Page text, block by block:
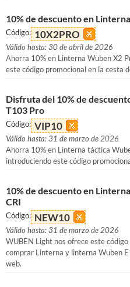
10% de descuento en
Código: 10X2PRO
Válido hasta: 30 de abril de 2026
Ahorra 10% en Linterna Wuben X2
este código promocional en la cesta
Disfruta del 10% de
T103 Pro
Código: VIP10
Válido hasta: 31 de marzo de 2026
Ahorra 10% en Linterna táctica
introduciendo este código
10% de descuento en
CRI
Código: NEW10
Válido hasta: 31 de marzo de 2026
WUBEN Light nos ofrece este
comprar Linterna y linterna Wuben
web.